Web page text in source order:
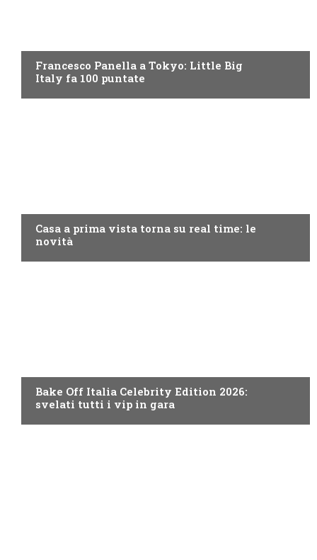
Francesco Panella a Tokyo: Little Big
Italy fa 100 puntate
Casa a prima vista torna su real time: le
novità
Bake Off Italia Celebrity Edition 2026:
svelati tutti i vip in gara